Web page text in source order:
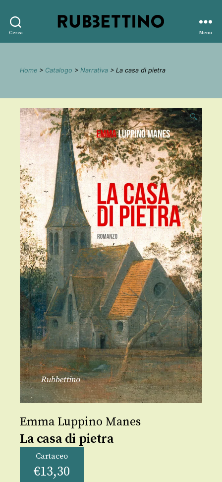
Cerca
editore
Menu
Home > Catalogo > Narrativa > La casa di pietra
🔍
Emma Luppino Manes
La casa di pietra
Cartaceo
€13,30